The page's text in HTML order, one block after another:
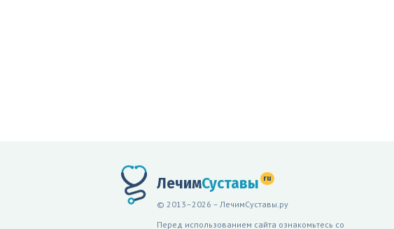
ЛечимСуставы ru
© 2013–2026 – ЛечимСуставы.ру
Перед использованием сайта ознакомьтесь со